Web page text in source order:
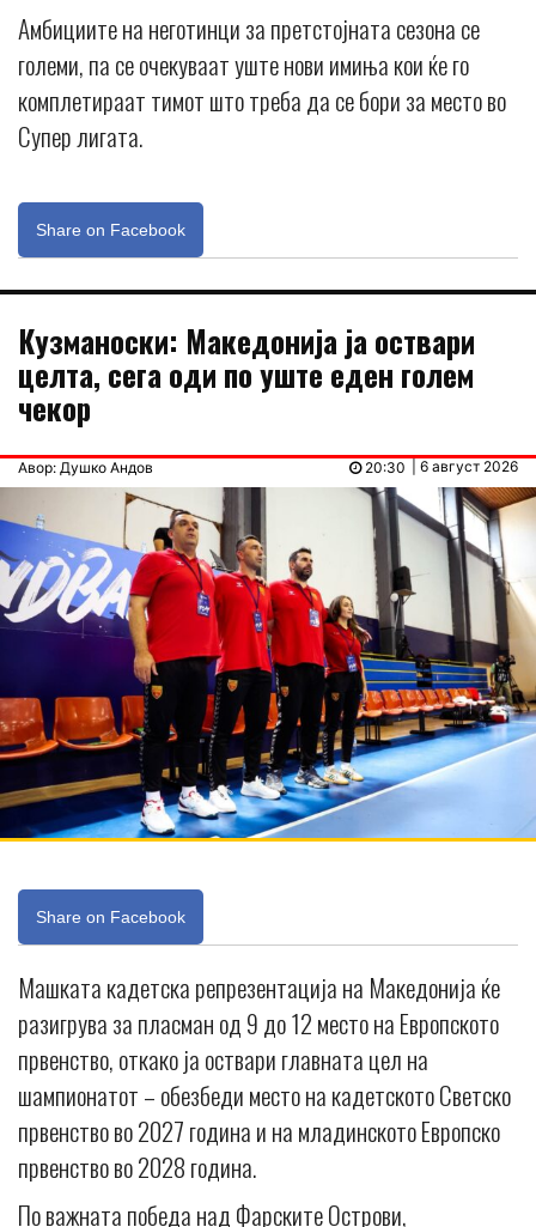
Амбициите на неготинци за претстојната сезона се
големи, па се очекуваат уште нови имиња кои ќе го
комплетираат тимот што треба да се бори за место во
Супер лигата.
Share on Facebook
Кузманоски: Македонија ја оствари
целта, сега оди по уште еден голем
чекор
Авор: Душко Андов | 6 август 2026
20:30
Share on Facebook
Машката кадетска репрезентација на Македонија ќе
разигрува за пласман од 9 до 12 место на Европското
првенство, откако ја оствари главната цел на
шампионатот – обезбеди место на кадетското Светско
првенство во 2027 година и на младинското Европско
првенство во 2028 година.
По важната победа над Фарските Острови,